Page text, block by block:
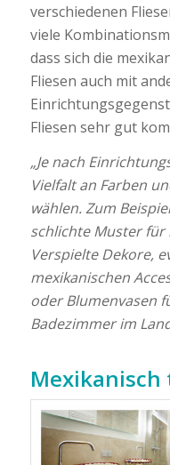
verschiedenen
viele
dass sich die
Fliesen auch mit
Fliesen sehr gut
„Je nach
Vielfalt an Farben
wählen. Zum
schlichte Muster für
Verspielte Dekore,
mexikanischen
oder Blumenvasen
Badezimmer im